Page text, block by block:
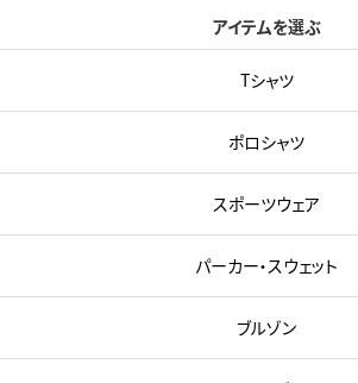
アイテムを選ぶ
Tシャツ
ポロシャツ
スポーツウェア
パーカー・スウェット
ブルゾン